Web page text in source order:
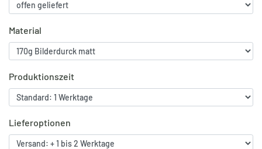
Material
Produktionszeit
Lieferoptionen